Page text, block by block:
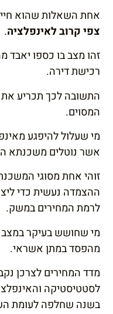
אחת השאלות שהוא
צפי קרוב לאינפלציה.
זהו מצב בו כספו יאבד
רכישת דירה.
התשובה לכך תכריע
המסוים.
מי שעלול להיפגע
אשר נוטלים משכנתא
זוהי אחת מסוגי
ההצמדה נעשית כדי
לרמת המחירים במשק.
מי שחושש בעיקר
מהפסד במתן אשראי.
מדד המחירים לצרכן
לסטטיסטיקה
בשנה שחלפה לעומת